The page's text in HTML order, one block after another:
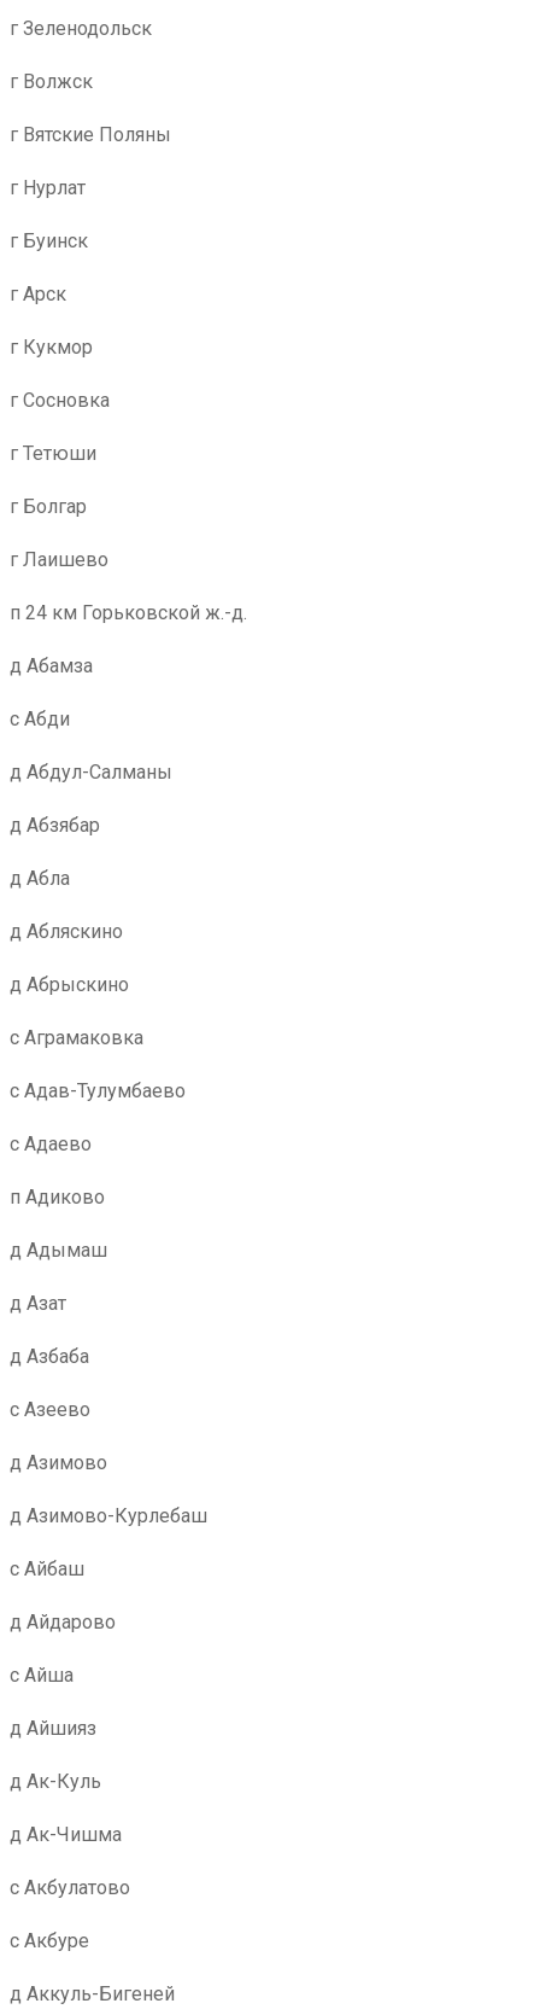
г Зеленодольск
г Волжск
г Вятские Поляны
г Нурлат
г Буинск
г Арск
г Кукмор
г Сосновка
г Тетюши
г Болгар
г Лаишево
п 24 км Горьковской ж.-д.
д Абамза
с Абди
д Абдул-Салманы
д Абзябар
д Абла
д Абляскино
д Абрыскино
с Аграмаковка
с Адав-Тулумбаево
с Адаево
п Адиково
д Адымаш
д Азат
д Азбаба
с Азеево
д Азимово
д Азимово-Курлебаш
с Айбаш
д Айдарово
с Айша
д Айшияз
д Ак-Куль
д Ак-Чишма
с Акбулатово
с Акбуре
д Аккуль-Бигеней